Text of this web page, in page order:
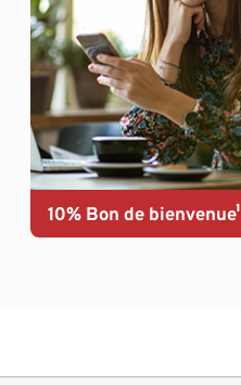
10% Bon de bienvenue¹